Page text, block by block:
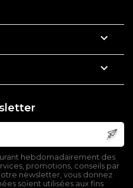


hebdomadairement des
promotions, conseils par
newsletter, vous donnez
soient utilisées aux fins